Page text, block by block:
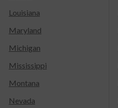
Louisiana
Maryland
Michigan
Mississippi
Montana
Nevada